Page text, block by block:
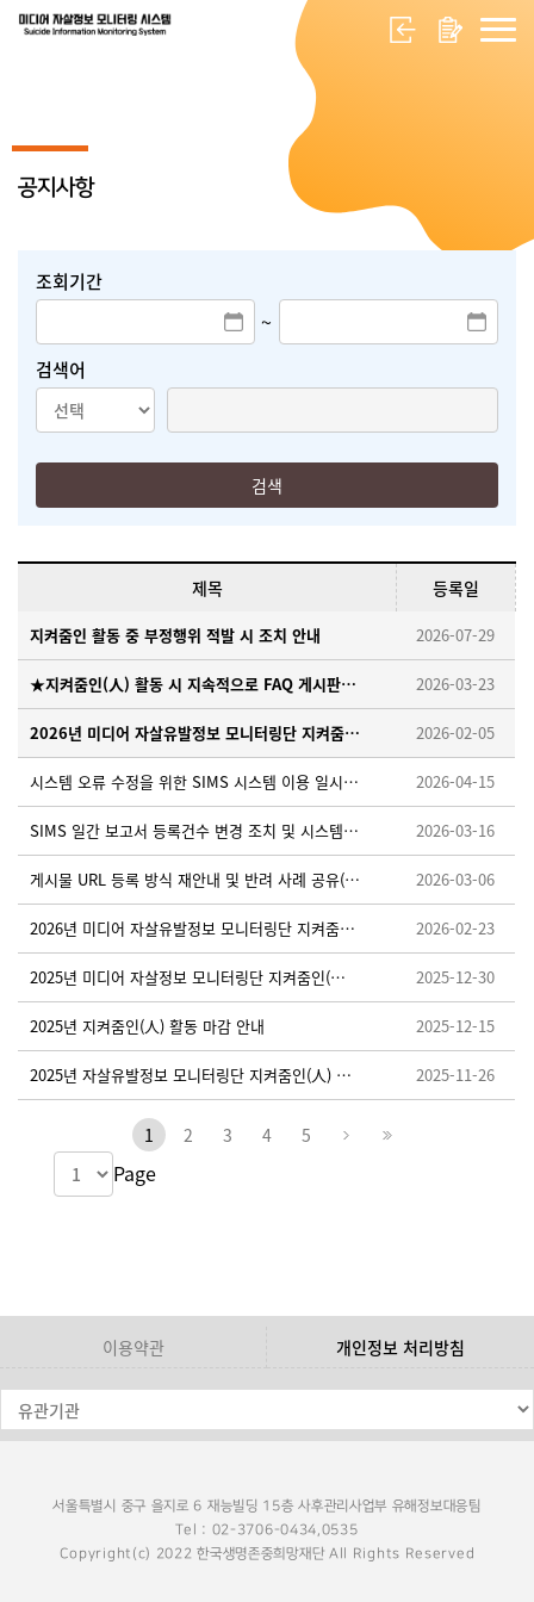
공지사항
조회기간
~
검색어
검색
제목 등록일
지켜줌인 활동 중 부정행위 적발 시 조치 안내 2026-07-29
★지켜줌인(人) 활동 시 지속적으로 FAQ 게시판을 확인해 주세요! 2026-03-23
2026년 미디어 자살유발정보 모니터링단 지켜줌인(人) 모집 안내 2026-02-05
시스템 오류 수정을 위한 SIMS 시스템 이용 일시중단 안내 ※ 26. 4. 15. (수) 18:00~18:10 2026-04-15
SIMS 일간 보고서 등록건수 변경 조치 및 시스템 적용을 위한 임시 중단 안내 ※26.3.19.(목) 오후 18:00~18:30 2026-03-16
게시물 URL 등록 방식 재안내 및 반려 사례 공유(필독) 2026-03-06
2026년 미디어 자살유발정보 모니터링단 지켜줌인(人) 활동가이드 업로드 안내 2026-02-23
2025년 미디어 자살정보 모니터링단 지켜줌인(人) 우수활동자 선정 안내 2025-12-30
2025년 지켜줌인(人) 활동 마감 안내 2025-12-15
2025년 자살유발정보 모니터링단 지켜줌인(人) 추가 모집 안내 2025-11-26
1 2 3 4 5
Page
이용약관 개인정보 처리방침
서울특별시 중구 을지로 6 재능빌딩 15층 사후관리사업부 유해정보대응팀
Tel : 02-3706-0434,0535
Copyright(c) 2022 한국생명존중희망재단 All Rights Reserved